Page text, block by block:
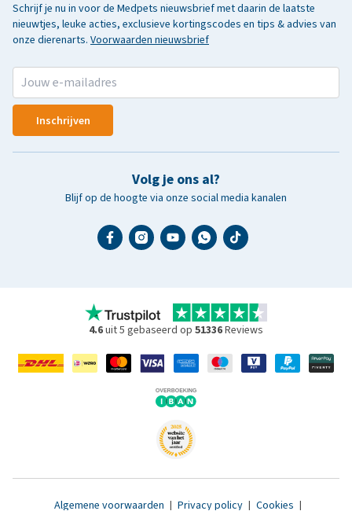
Schrijf je nu in voor de Medpets nieuwsbrief met daarin de laatste
nieuwtjes, leuke acties, exclusieve kortingscodes en tips & advies van
onze dierenarts. Voorwaarden nieuwsbrief
Inschrijven
Volg je ons al?
Blijf op de hoogte via onze social media kanalen
4.6uit 5 gebaseerd op 51336Reviews
Algemene voorwaarden | Privacy policy | Cookies |